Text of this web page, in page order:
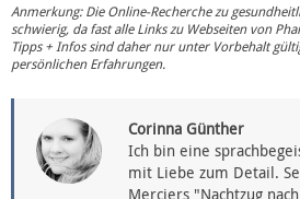
Anmerkung: Die Online-Recherche zu
schwierig, da fast alle Links zu Webseiten von
Tipps + Infos sind daher nur unter Vorbehalt
persönlichen Erfahrungen.
Corinna Günther
Ich bin eine
mit Liebe zum Detail.
Merciers "Nachtzug